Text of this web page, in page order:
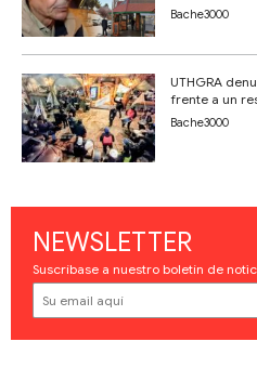
Bache3000
UTHGRA
frente a un
Bache3000
NEWSLETTER
Suscríbase a nuestro boletín de